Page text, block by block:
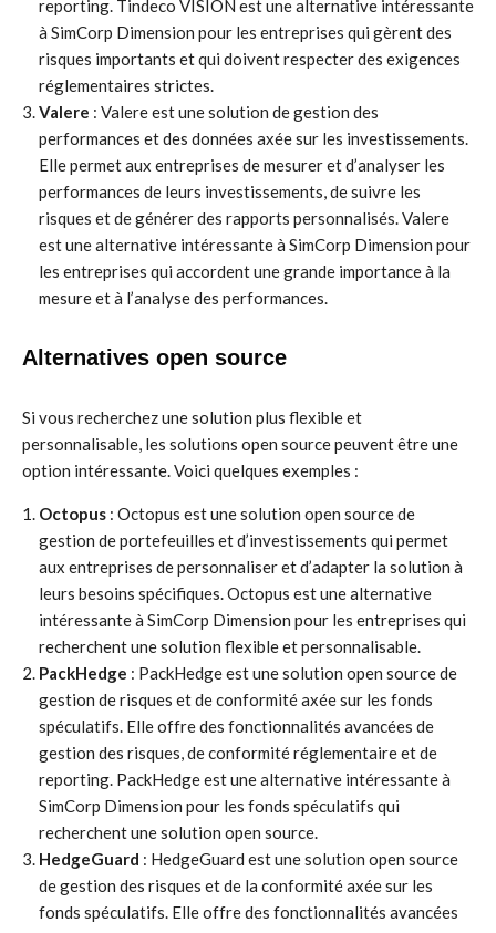
reporting. Tindeco VISION est une alternative intéressante
à SimCorp Dimension pour les entreprises qui gèrent des
risques importants et qui doivent respecter des exigences
réglementaires strictes.
Valere : Valere est une solution de gestion des
performances et des données axée sur les investissements.
Elle permet aux entreprises de mesurer et d’analyser les
performances de leurs investissements, de suivre les
risques et de générer des rapports personnalisés. Valere
est une alternative intéressante à SimCorp Dimension pour
les entreprises qui accordent une grande importance à la
mesure et à l’analyse des performances.
Alternatives open source
Si vous recherchez une solution plus flexible et
personnalisable, les solutions open source peuvent être une
option intéressante. Voici quelques exemples :
Octopus : Octopus est une solution open source de
gestion de portefeuilles et d’investissements qui permet
aux entreprises de personnaliser et d’adapter la solution à
leurs besoins spécifiques. Octopus est une alternative
intéressante à SimCorp Dimension pour les entreprises qui
recherchent une solution flexible et personnalisable.
PackHedge : PackHedge est une solution open source de
gestion de risques et de conformité axée sur les fonds
spéculatifs. Elle offre des fonctionnalités avancées de
gestion des risques, de conformité réglementaire et de
reporting. PackHedge est une alternative intéressante à
SimCorp Dimension pour les fonds spéculatifs qui
recherchent une solution open source.
HedgeGuard : HedgeGuard est une solution open source
de gestion des risques et de la conformité axée sur les
fonds spéculatifs. Elle offre des fonctionnalités avancées